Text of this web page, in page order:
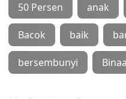
50 Persen anak
Bacok baik
bersembunyi